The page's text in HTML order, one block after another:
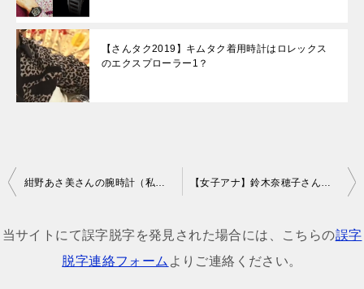
【さんタク2019】キムタク着用時計はロレックス
のエクスプローラー1？
投
ナ
紺野あさ美さんの腕時計（私物・テレビ番組着用モデル） 【女子アナ】鈴木奈穂子さんの腕時計（私物・テレビ番組着用モデル）
当サイトにて誤字脱字を発見された場合には、こちらの誤字
脱字連絡フォーム よりご連絡ください。